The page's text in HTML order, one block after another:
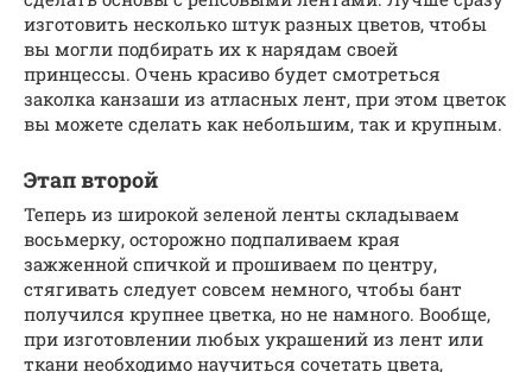
изготовить несколько штук разных цветов, чтобы
вы могли подбирать их к нарядам своей
принцессы. Очень красиво будет смотреться
заколка канзаши из атласных лент, при этом цветок
вы можете сделать как небольшим, так и крупным.
Этап второй
Теперь из широкой зеленой ленты складываем
восьмерку, осторожно подпаливаем края
зажженной спичкой и прошиваем по центру,
стягивать следует совсем немного, чтобы бант
получился крупнее цветка, но не намного. Вообще,
при изготовлении любых украшений из лент или
ткани необходимо научиться сочетать цвета,